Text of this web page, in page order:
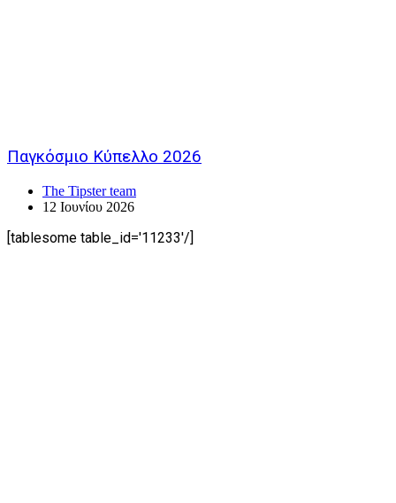
Παγκόσμιο Κύπελλο 2026
The Tipster team
12 Ιουνίου 2026
[tablesome table_id='11233'/]